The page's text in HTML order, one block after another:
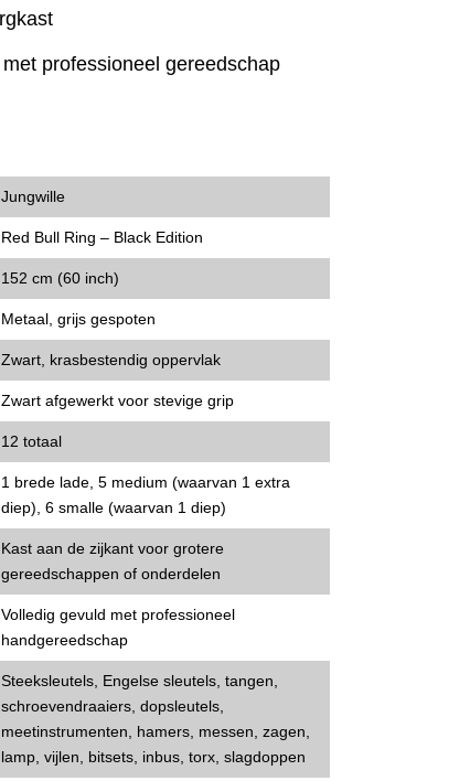
professioneel gereedschap
Jungwille
Red Bull Ring – Black Edition
152 cm (60 inch)
Metaal, grijs gespoten
Zwart, krasbestendig oppervlak
Zwart afgewerkt voor stevige grip
12 totaal
1 brede lade, 5 medium (waarvan 1 extra
diep), 6 smalle (waarvan 1 diep)
Kast aan de zijkant voor grotere
gereedschappen of onderdelen
Volledig gevuld met professioneel
handgereedschap
Steeksleutels, Engelse sleutels, tangen,
schroevendraaiers, dopsleutels,
meetinstrumenten, hamers, messen, zagen,
lamp, vijlen, bitsets, inbus, torx, slagdoppen